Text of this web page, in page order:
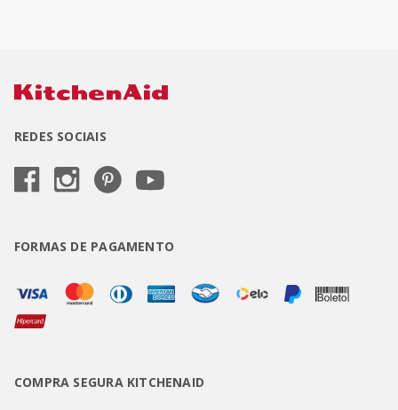
REDES SOCIAIS
FORMAS DE PAGAMENTO
COMPRA SEGURA KITCHENAID